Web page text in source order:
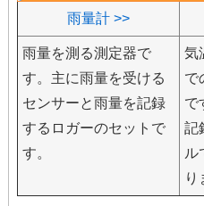
雨量計 >>
雨量を測る測定器で
す。主に雨量を受ける
センサーと雨量を記録
するロガーのセットで
す。
気
で
で
記
ル
り